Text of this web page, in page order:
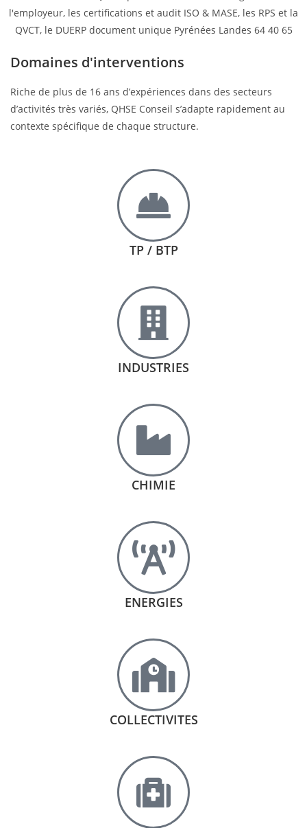
Domaines d'interventions
Riche de plus de 16 ans d’expériences dans des secteurs
d’activités très variés, QHSE Conseil s’adapte rapidement au
contexte spécifique de chaque structure.
TP / BTP
INDUSTRIES
CHIMIE
ENERGIES
COLLECTIVITES